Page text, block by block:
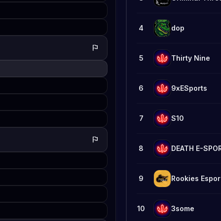
flag
flag
4 dop
5 Thirty Nine
6 9xESports
7 S10
8 DEATH E-
9 Rookies Espor
10 3some